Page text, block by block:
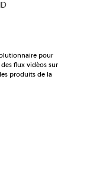
pour
flux vidéos sur
produits de la